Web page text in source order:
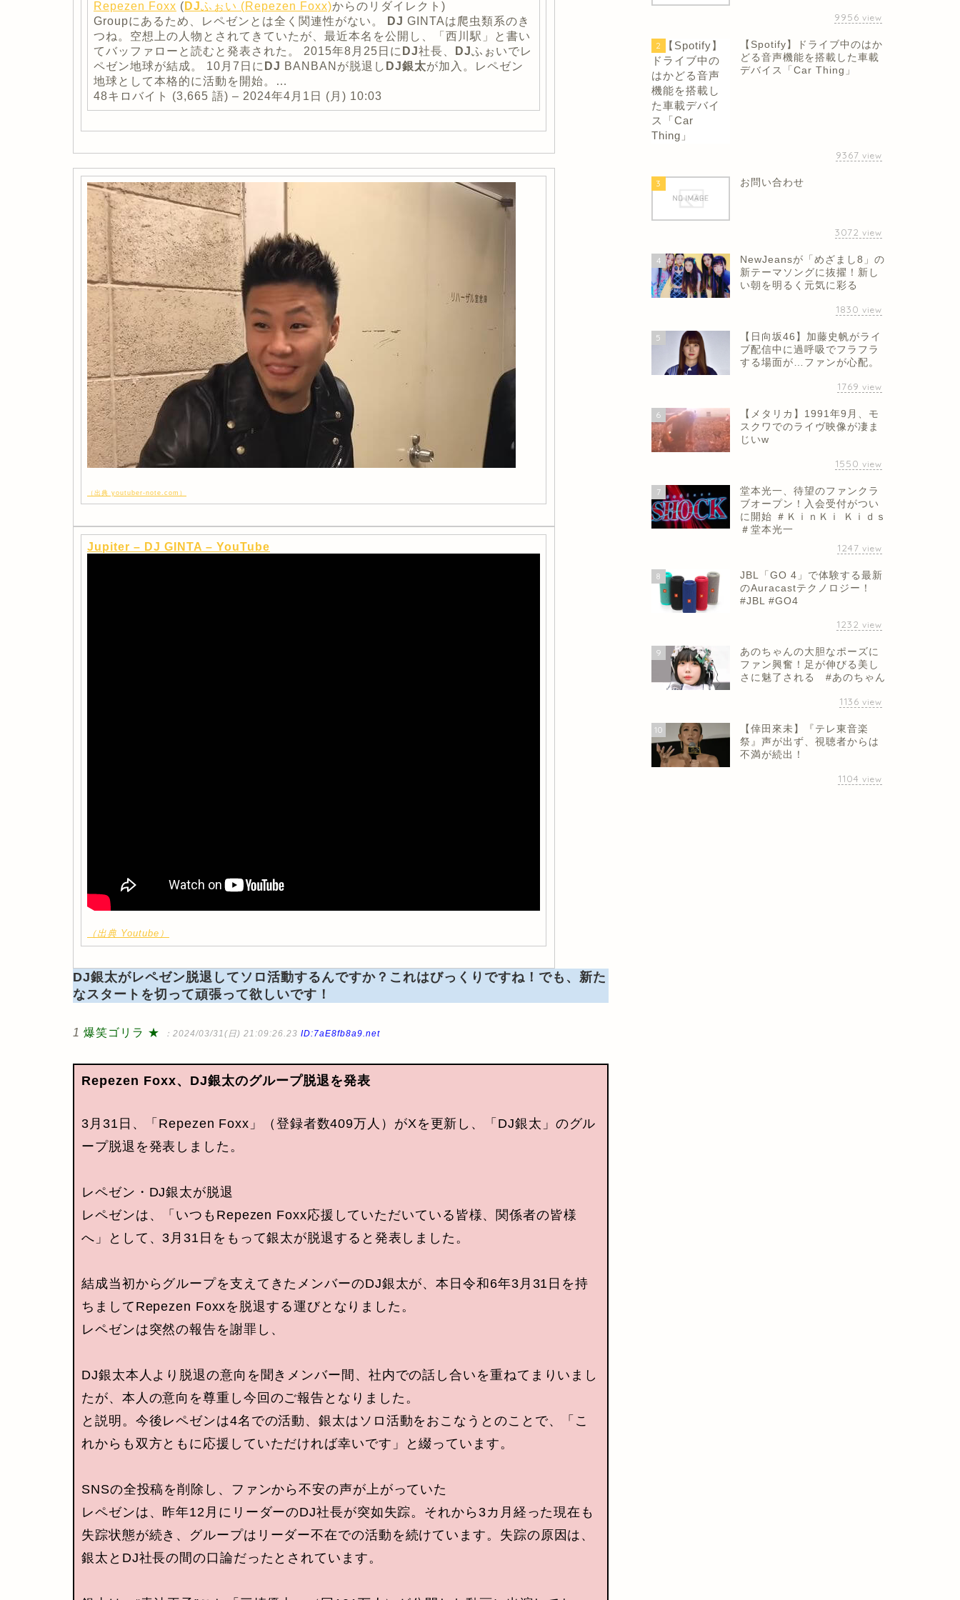
Repezen Foxx ( DJふぉい (Repezen Foxx)からのリダイレクト)
Groupにあるため、レペゼンとは全く関連性がない。
DJ GINTAは爬虫類系のき
つね。空想上の人物とされてきていたが、最近本名を公開し、「西川駅」と書い
てバッファローと読むと発表された。 2015年8月25日に DJ社長、 DJふぉいでレ
ペゼン地球が結成。 10月7日に DJ BANBANが脱退し DJ銀太が加入。レペゼン
地球として本格的に活動を開始。…
48キロバイト (3,665 語) – 2024年4月1日 (月) 10:03
（出典 youtuber-note.com）
Jupiter – DJ GINTA – YouTube
（出典 Youtube）
DJ銀太がレペゼン脱退してソロ活動するんですか？これはびっくりですね！でも、新た
なスタートを切って頑張って欲しいです！
1 爆笑ゴリラ ★ ：2024/03/31(日) 21:09:26.23 ID:7aE8fb8a9.net
Repezen Foxx、DJ銀太のグループ脱退を発表
3月31日、「Repezen Foxx」（登録者数409万人）がXを更新し、「DJ銀太」のグル
ープ脱退を発表しました。
レペゼン・DJ銀太が脱退
レペゼンは、「いつもRepezen Foxx応援していただいている皆様、関係者の皆様
へ」として、3月31日をもって銀太が脱退すると発表しました。
結成当初からグループを支えてきたメンバーのDJ銀太が、本日令和6年3月31日を持
ちましてRepezen Foxxを脱退する運びとなりました。
レペゼンは突然の報告を謝罪し、
DJ銀太本人より脱退の意向を聞きメンバー間、社内での話し合いを重ねてまりいまし
たが、本人の意向を尊重し今回のご報告となりました。
と説明。今後レペゼンは4名での活動、銀太はソロ活動をおこなうとのことで、「こ
れからも双方ともに応援していただければ幸いです」と綴っています。
SNSの全投稿を削除し、ファンから不安の声が上がっていた
レペゼンは、昨年12月にリーダーのDJ社長が突如失踪。それから3カ月経った現在も
失踪状態が続き、グループはリーダー不在での活動を続けています。失踪の原因は、
銀太とDJ社長の間の口論だったとされています。
9956 view
2
【Spotify】ドライブ中のはか
どる音声機能を搭載した車載
デバイス「Car Thing」
9367 view
3 お問い合わせ
3072 view
4
NewJeansが「めざまし8」の
新テーマソングに抜擢！新し
い朝を明るく元気に彩る
1830 view
5
【日向坂46】加藤史帆がライ
ブ配信中に過呼吸でフラフラ
する場面が…ファンが心配。
1769 view
6
【メタリカ】1991年9月、モ
スクワでのライヴ映像が凄ま
じいw
1550 view
7
堂本光一、待望のファンクラ
ブオープン！入会受付がつい
に開始 ＃ＫｉｎＫｉ Ｋｉｄｓ
＃堂本光一
1247 view
8
JBL「GO 4」で体験する最新
のAuracastテクノロジー！
#JBL #GO4
1232 view
9
あのちゃんの大胆なポーズに
ファン興奮！足が伸びる美し
さに魅了される #あのちゃん
1136 view
10
【倖田來未】『テレ東音楽
祭』声が出ず、視聴者からは
不満が続出！
1104 view